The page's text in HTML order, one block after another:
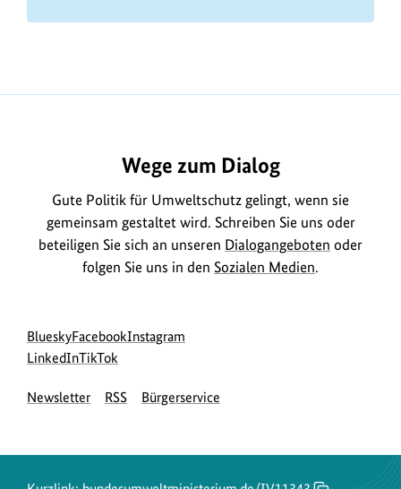
Wege zum Dialog
Gute Politik für Umweltschutz gelingt, wenn sie
gemeinsam gestaltet wird. Schreiben Sie uns oder
beteiligen Sie sich an unseren Dialogangeboten oder
folgen Sie uns in den Sozialen Medien.
Social
Media
Blueskyzur
Bluesky-
des
Facebookzur
des
Instagram
des
LinkedInzur
Seite
zur
Seite
TikTok
Newsletter RSS Bürgerservice